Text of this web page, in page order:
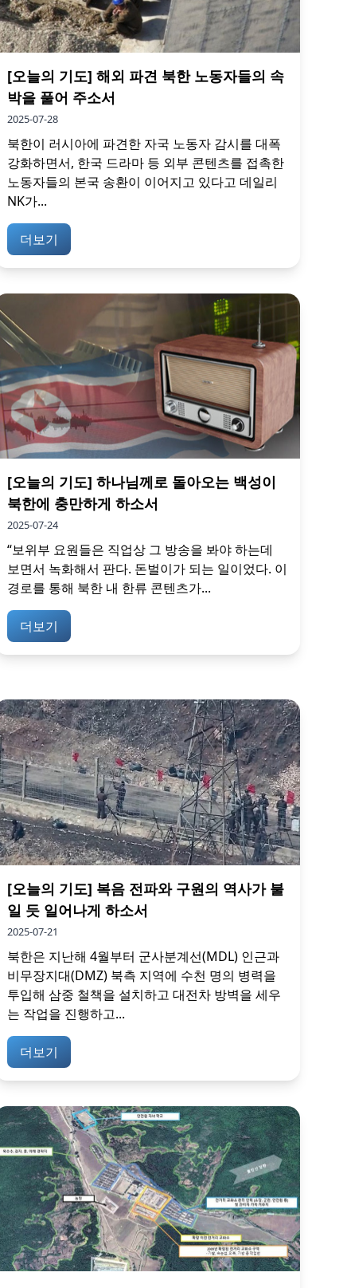
[오늘의 기도] 해외 파견 북한 노동자들의 속
박을 풀어 주소서
2025-07-28
북한이 러시아에 파견한 자국 노동자 감시를 대폭
강화하면서, 한국 드라마 등 외부 콘텐츠를 접촉한
노동자들의 본국 송환이 이어지고 있다고 데일리
NK가...
더보기
[오늘의 기도] 하나님께로 돌아오는 백성이
북한에 충만하게 하소서
2025-07-24
“보위부 요원들은 직업상 그 방송을 봐야 하는데
보면서 녹화해서 판다. 돈벌이가 되는 일이었다. 이
경로를 통해 북한 내 한류 콘텐츠가...
더보기
[오늘의 기도] 복음 전파와 구원의 역사가 불
일 듯 일어나게 하소서
2025-07-21
북한은 지난해 4월부터 군사분계선(MDL) 인근과
비무장지대(DMZ) 북측 지역에 수천 명의 병력을
투입해 삼중 철책을 설치하고 대전차 방벽을 세우
는 작업을 진행하고...
더보기